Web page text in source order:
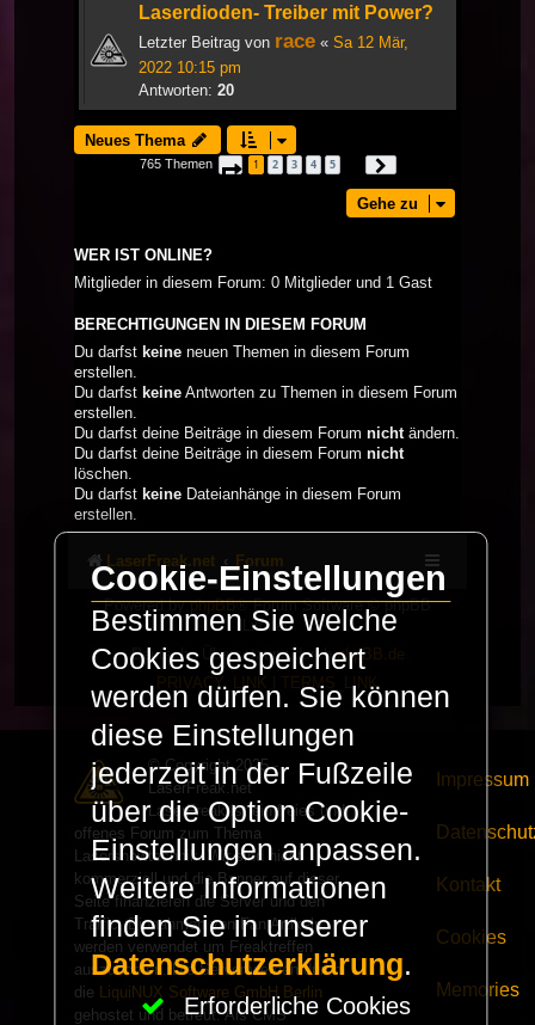
Laserdioden- Treiber mit Power?
Letzter Beitrag von race « Sa 12 Mär,
2022 10:15 pm
Antworten: 20
Neues Thema
765 Themen Seite 1von 26
1 2 3 4 5
Gehe zu
WER IST ONLINE?
Mitglieder in diesem Forum: 0 Mitglieder und 1 Gast
BERECHTIGUNGEN IN DIESEM FORUM
Du darfst keine neuen Themen in diesem Forum
erstellen.
Du darfst keine Antworten zu Themen in diesem Forum
erstellen.
Du darfst deine Beiträge in diesem Forum nicht ändern.
Du darfst deine Beiträge in diesem Forum nicht
löschen.
Du darfst keine Dateianhänge in diesem Forum
erstellen.
LaserFreak.net Forum
Powered byphpBB® Forum Software © phpBB
Limited
Deutsche Übersetzung durchphpBB.de
PRIVACY_LINK
TERMS_LINK
© Copyright 2025 -
LaserFreak.net
LaserFreak ist ein freies und
offenes Forum zum Thema
Lasershowtechnik. Wir sind nicht
kommerziell und die Banner auf dieser
Seite finanzieren die Server und den
Traffic. Einnahmen von Fan Artikeln
werden verwendet um Freaktreffen
auszurichten. Die Server werden durch
die LiquiNUX Software GmbH Berlin
gehostet und betreut. Als CMS
Impressum
Kontakt
Cookies
Memories
Cookie-Einstellungen
Bestimmen Sie welche
Cookies gespeichert
werden dürfen. Sie können
diese Einstellungen
jederzeit in der Fußzeile
über die Option Cookie-
Einstellungen anpassen.
Weitere Informationen
finden Sie in unserer
Datenschutzerklärung.
Erforderliche Cookies